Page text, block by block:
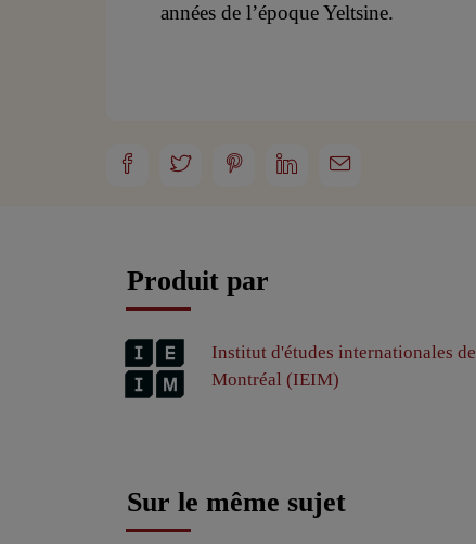
années de l’époque Yeltsine.
Produit par
Institut d'études internationales de
Montréal (IEIM)
Sur le même sujet